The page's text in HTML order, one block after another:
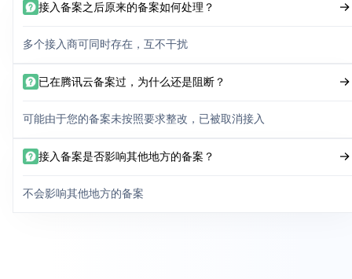
接入备案之后原来的备案如何处理？
多个接入商可同时存在，互不干扰
已在腾讯云备案过，为什么还是阻断？
可能由于您的备案未按照要求整改，已被取消接入
接入备案是否影响其他地方的备案？
不会影响其他地方的备案